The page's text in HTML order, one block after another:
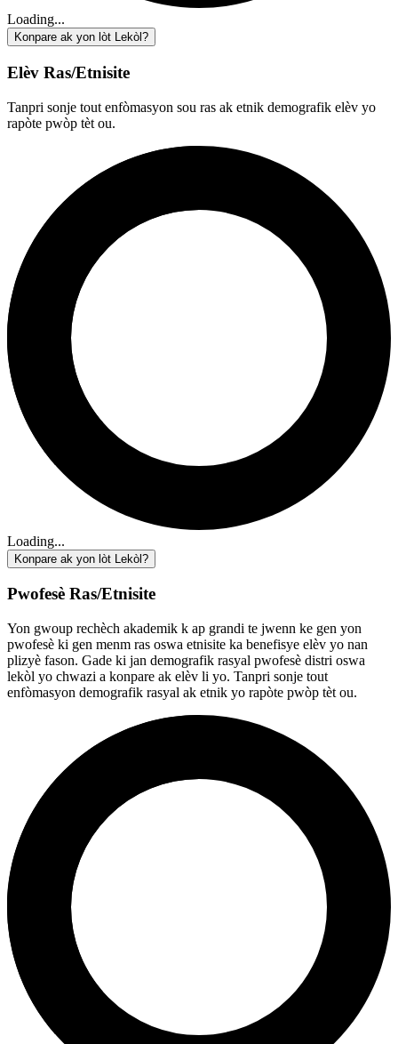
Loading...
Konpare ak yon lòt Lekòl?
Elèv Ras/Etnisite
Tanpri sonje tout enfòmasyon sou ras ak etnik demografik elèv yo
rapòte pwòp tèt ou.
Loading...
Konpare ak yon lòt Lekòl?
Pwofesè Ras/Etnisite
Yon gwoup rechèch akademik k ap grandi te jwenn ke gen yon
pwofesè ki gen menm ras oswa etnisite ka benefisye elèv yo nan
plizyè fason. Gade ki jan demografik rasyal pwofesè distri oswa
lekòl yo chwazi a konpare ak elèv li yo. Tanpri sonje tout
enfòmasyon demografik rasyal ak etnik yo rapòte pwòp tèt ou.